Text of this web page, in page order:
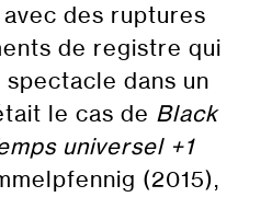
des ruptures
de registre qui
dans un
le cas de Black
universel +1
(2015),